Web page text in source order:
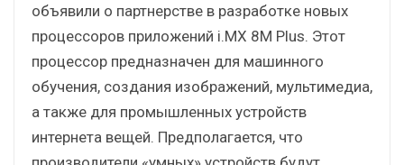
объявили о партнерстве в разработке новых
процессоров приложений i.MX 8M Plus. Этот
процессор предназначен для машинного
обучения, создания изображений, мультимедиа,
а также для промышленных устройств
интернета вещей. Предполагается, что